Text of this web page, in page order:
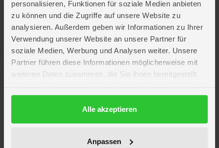
personalisieren, Funktionen für soziale Medien anbieten
zu können und die Zugriffe auf unsere Website zu
analysieren. Außerdem geben wir Informationen zu Ihrer
Verwendung unserer Website an unsere Partner für
soziale Medien, Werbung und Analysen weiter. Unsere
Partner führen diese Informationen möglicherweise mit
weiteren Daten zusammen, die Sie ihnen bereitgestellt
gesammelt haben.
DatenschutzerklärungAlle akzeptieren
Anpassen
Kein Angebot mehr verpassen
Zum Newsletter anmelden & Vorteile sichern
Anmelden
Gutscheine & Gewinnspiele
Neuheiten, Trends & Angebote